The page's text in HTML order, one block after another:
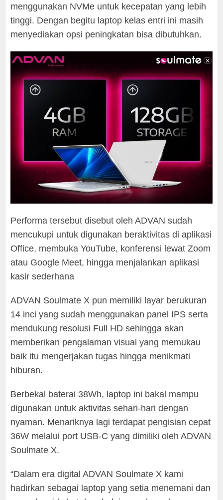
menggunakan NVMe untuk kecepatan yang lebih
tinggi. Dengan begitu laptop kelas entri ini masih
menyediakan opsi peningkatan bisa dibutuhkan.
Performa tersebut disebut oleh ADVAN sudah
mencukupi untuk digunakan beraktivitas di aplikasi
Office, membuka YouTube, konferensi lewat Zoom
atau Google Meet, hingga menjalankan aplikasi
kasir sederhana
ADVAN Soulmate X pun memiliki layar berukuran
14 inci yang sudah menggunakan panel IPS serta
mendukung resolusi Full HD sehingga akan
memberikan pengalaman visual yang memukau
baik itu mengerjakan tugas hingga menikmati
hiburan.
Berbekal baterai 38Wh, laptop ini bakal mampu
digunakan untuk aktivitas sehari-hari dengan
nyaman. Menariknya lagi terdapat pengisian cepat
36W melalui port USB-C yang dimiliki oleh ADVAN
Soulmate X.
“Dalam era digital ADVAN Soulmate X kami
hadirkan sebagai laptop yang setia menemani dan